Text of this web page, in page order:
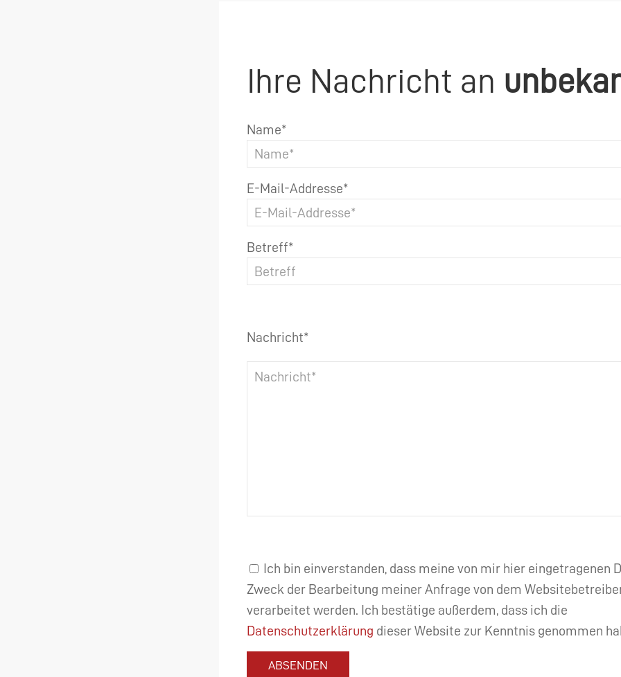
Ihre Nachricht an
Name*
E-Mail-Addresse*
Betreff*
Nachricht*
Ich bin einverstanden, dass meine von mir hier eingetragenen
Zweck der Bearbeitung meiner Anfrage von dem
verarbeitet werden. Ich bestätige außerdem, dass ich die
Datenschutzerklärung dieser Website zur Kenntnis genommen
ABSENDEN